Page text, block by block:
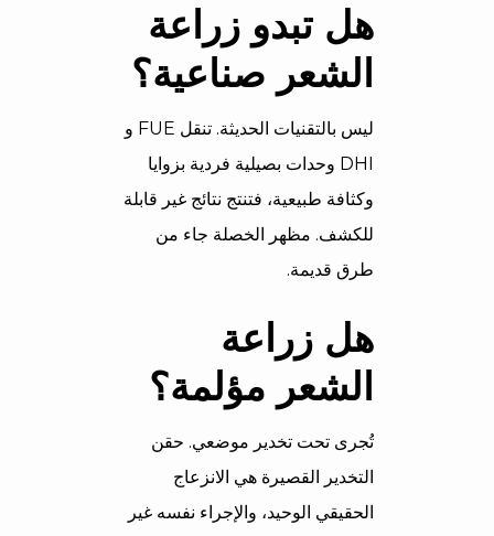
هل تبدو زراعة
الشعر صناعية؟
ليس بالتقنيات الحديثة. تنقل FUE و
DHI وحدات بصيلية فردية بزوايا
وكثافة طبيعية، فتنتج نتائج غير قابلة
للكشف. مظهر الخصلة جاء من
طرق قديمة.
هل زراعة
الشعر مؤلمة؟
تُجرى تحت تخدير موضعي. حقن
التخدير القصيرة هي الانزعاج
الحقيقي الوحيد، والإجراء نفسه غير